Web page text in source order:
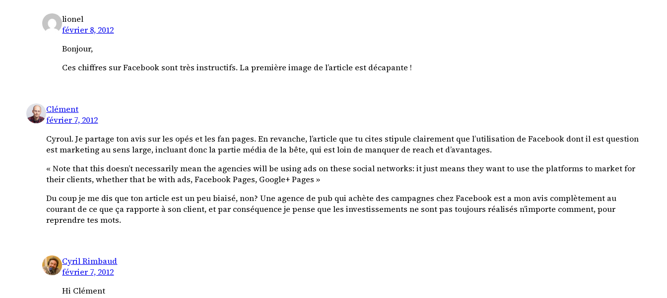
lionel
février 8, 2012
Bonjour,
Ces chiffres sur Facebook sont très instructifs. La première image de l’article est décapante !
Clément
février 7, 2012
Cyroul. Je partage ton avis sur les opés et les fan pages. En revanche, l’article que tu cites stipule clairement que l’utilisation de Facebook dont il est question
est marketing au sens large, incluant donc la partie média de la bête, qui est loin de manquer de reach et d’avantages.
« Note that this doesn’t necessarily mean the agencies will be using ads on these social networks: it just means they want to use the platforms to market for
their clients, whether that be with ads, Facebook Pages, Google+ Pages »
Du coup je me dis que ton article est un peu biaisé, non? Une agence de pub qui achète des campagnes chez Facebook est a mon avis complètement au
courant de ce que ça rapporte à son client, et par conséquence je pense que les investissements ne sont pas toujours réalisés n’importe comment, pour
reprendre tes mots.
Cyril Rimbaud
février 7, 2012
Hi Clément